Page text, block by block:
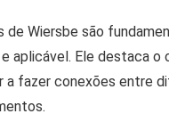
de Wiersbe são
aplicável. Ele destaca
fazer conexões entre